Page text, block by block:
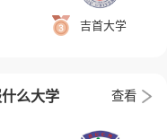
吉首大学
么大学 查看